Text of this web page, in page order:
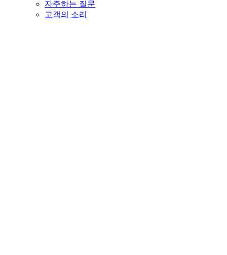
자주하는 질문
고객의 소리